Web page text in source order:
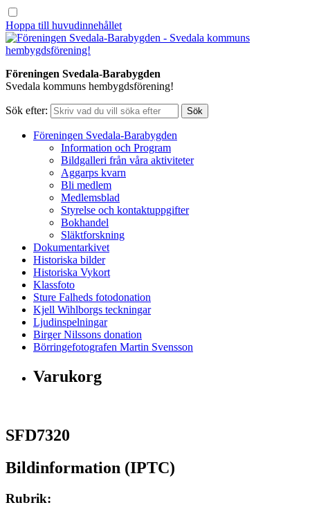
Hoppa till huvudinnehållet
Föreningen Svedala-Barabygden
Svedala kommuns hembygdsförening!
Sök efter:
Föreningen Svedala-Barabygden
Information och Program
Bildgalleri från våra aktiviteter
Aggarps kvarn
Bli medlem
Medlemsblad
Styrelse och kontaktuppgifter
Bokhandel
Släktforskning
Dokumentarkivet
Historiska bilder
Historiska Vykort
Klassfoto
Sture Falheds fotodonation
Kjell Wihlborgs teckningar
Ljudinspelningar
Birger Nilssons donation
Börringefotografen Martin Svensson
Varukorg
SFD7320
Bildinformation (IPTC)
Rubrik: